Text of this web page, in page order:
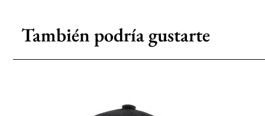
También podría gustarte